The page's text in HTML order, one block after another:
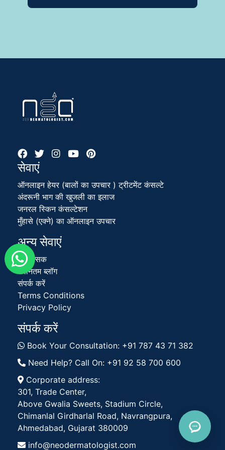
सेवाएं
ऑनलाइन हेयर (बालों का उपचार ) ट्रीटमेंट कंसल्टे
अंदरूनी भाग की खुजली का इलाज
जनरल स्किन कंसल्टेशन
मुँहासे (एक्ने) का ऑनलाइन उपचार
अन्य सेवाएं
चिकित्सक
नवीनतम ब्लॉग
संपर्क करें
Terms Conditions
Privacy Policy
संपर्क करें
Book Your Consultation: +91 787 43 71 382
Need Help? Call On: +91 92 58 700 600
Corporate address:
301, Trade Center,
Above Gwalia Sweets, Stadium Circle,
Chimanlal Girdharlal Road, Navrangpura,
Ahmedabad, Gujarat 380009
info@neodermatologist.com